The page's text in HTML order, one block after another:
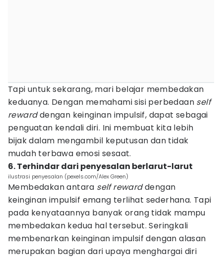
Tapi untuk sekarang, mari belajar membedakan
keduanya. Dengan memahami sisi perbedaan self
rewarddengan keinginan impulsif, dapat sebagai
penguatan kendali diri. Ini membuat kita lebih
bijak dalam mengambil keputusan dan tidak
mudah terbawa emosi sesaat.
6. Terhindar dari penyesalan berlarut-larut
ilustrasi penyesalan (pexels.com/Alex Green)
Membedakan antara self rewarddengan
keinginan impulsif emang terlihat sederhana. Tapi
pada kenyataannya banyak orang tidak mampu
membedakan kedua hal tersebut. Seringkali
membenarkan keinginan impulsif dengan alasan
merupakan bagian dari upaya menghargai diri